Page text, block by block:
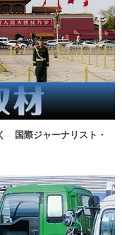
国際ジャーナリスト・